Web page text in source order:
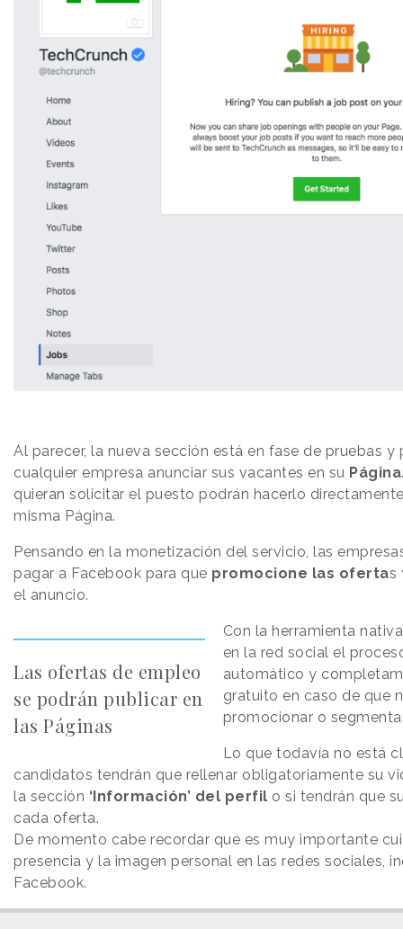
Al parecer, la nueva sección está en fase de pruebas y
cualquier empresa anunciar sus vacantes en su
quieran solicitar el puesto podrán hacerlo
misma Página.
Pensando en la monetización del servicio, las
pagar a Facebook para que promocione las ofertas
el anuncio.
Las ofertas de empleo
se podrán publicar en
las Páginas
Con la herramienta
en la red social el
automático y
gratuito en caso de que
promocionar o
Lo que todavía no está
candidatos tendrán que rellenar obligatoriamente su
la sección ‘Información’ del perfil o si tendrán que
cada oferta.
De momento cabe recordar que es muy importante
presencia y la imagen personal en las redes sociales,
Facebook.